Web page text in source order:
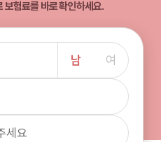
보험료를 바로 확인하세요.
남 여